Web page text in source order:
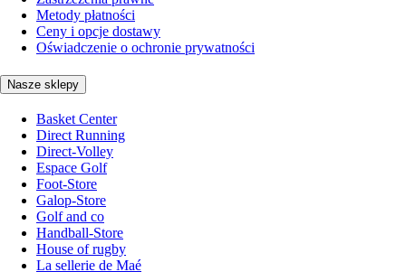
Metody płatności
Ceny i opcje dostawy
Oświadczenie o ochronie prywatności
Nasze sklepy
Basket Center
Direct Running
Direct-Volley
Espace Golf
Foot-Store
Galop-Store
Golf and co
Handball-Store
House of rugby
La sellerie de Maé